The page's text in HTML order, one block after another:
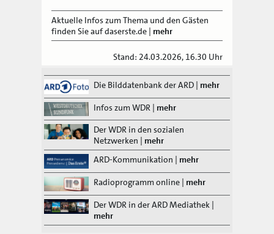
Aktuelle Infos zum Thema und den Gästen
finden Sie auf daserste.de | mehr
Stand: 24.03.2026, 16.30 Uhr
Die Bilddatenbank der ARD | mehr
Infos zum WDR | mehr
Der WDR in den sozialen
Netzwerken | mehr
ARD-Kommunikation | mehr
Radioprogramm online | mehr
Der WDR in der ARD Mediathek |
mehr